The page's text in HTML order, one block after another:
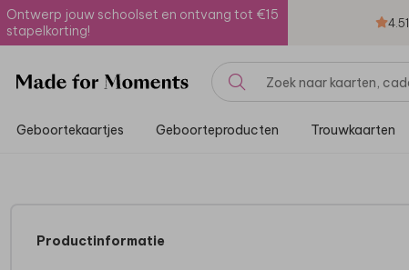
Ontwerp jouw schoolset en ontvang tot €15
stapelkorting!
4.51
Geboortekaartjes Geboorteproducten Trouwkaarten
Productinformatie